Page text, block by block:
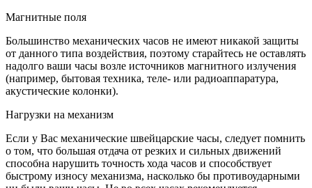
Магнитные поля
Большинство механических часов не имеют никакой защиты
от данного типа воздействия, поэтому старайтесь не оставлять
надолго ваши часы возле источников магнитного излучения
(например, бытовая техника, теле- или радиоаппаратура,
акустические колонки).
Нагрузки на механизм
Если у Вас механические швейцарские часы, следует помнить
о том, что большая отдача от резких и сильных движений
способна нарушить точность хода часов и способствует
быстрому износу механизма, насколько бы противоударными